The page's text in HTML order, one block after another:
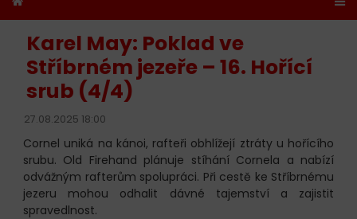
Karel May: Poklad ve
Stříbrném jezeře – 16. Hořící
srub (4/4)
27.08.2025 18:00
Cornel uniká na kánoi, rafteři obhlížejí ztráty u hořícího
srubu. Old Firehand plánuje stíhání Cornela a nabízí
odvážným rafterům spolupráci. Při cestě ke Stříbrnému
jezeru mohou odhalit dávné tajemství a zajistit
spravedlnost.